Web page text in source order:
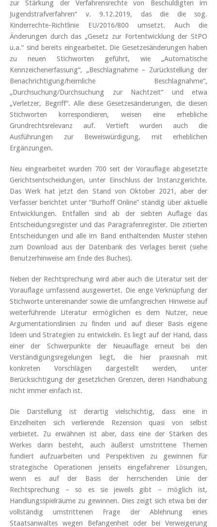
zur Stärkung der Verfahrensrechte von Beschuldigten im
Jugendstrafverfahren“ v. 9.12.2019, das die die sog.
Kinderrechte-Richtlinie EU/2016/800 umsetzt. Auch die
Änderungen durch das „Gesetz zur Fortentwicklung der StPO
u.a.“ sind bereits eingearbeitet. Die Gesetzesänderungen haben
zu neuen Stichworten geführt, wie „Automatische
Kennzeichenerfassung“, „Beschlagnahme – Zurückstellung der
Benachrichtigung/heimliche Beschlagnahme“,
„Durchsuchung/Durchsuchung zur Nachtzeit“ und etwa
„Verletzer, Begriff“. Alle diese Gesetzesänderungen, die diesen
Stichworten korrespondieren, weisen eine erhebliche
Grundrechtsrelevanz auf. Vertieft wurden auch die
Ausführungen zur Beweiswürdigung, mit erheblichen
Ergänzungen.
Neu eingearbeitet wurden 700 seit der Vorauflage abgesetzte
Gerichtsentscheidungen, unter Einschluss der Instanzgerichte.
Das Werk hat jetzt den Stand von Oktober 2021, aber der
Verfasser berichtet unter “Burhoff Online” ständig über aktuelle
Entwicklungen. Entfallen sind ab der siebten Auflage das
Entscheidungsregister und das Paragrafenregister. Die zitierten
Entscheidungen und alle im Band enthaltenden Muster stehen
zum Download aus der Datenbank des Verlages bereit (siehe
Benutzerhinweise am Ende des Buches).
Neben der Rechtsprechung wird aber auch die Literatur seit der
Vorauflage umfassend ausgewertet. Die enge Verknüpfung der
Stichworte untereinander sowie die umfangreichen Hinweise auf
weiterführende Literatur ermöglichen es dem Nutzer, neue
Argumentationslinien zu finden und auf dieser Basis eigene
Ideen und Strategien zu entwickeln. Es liegt auf der Hand, dass
einer der Schwerpunkte der Neuauflage erneut bei den
Verständigungsregelungen liegt, die hier praxisnah mit
konkreten Vorschlägen dargestellt werden, unter
Berücksichtigung der gesetzlichen Grenzen, deren Handhabung
nicht immer einfach ist.
Die Darstellung ist derartig vielschichtig, dass eine in
Einzelheiten sich verlierende Rezension quasi von selbst
verbietet. Zu erwähnen ist aber, dass eine der Stärken des
Werkes darin besteht, auch äußerst umstrittene Themen
fundiert aufzuarbeiten und Perspektiven zu gewinnen für
strategische Operationen jenseits eingefahrener Lösungen,
wenn es auf der Basis der herrschenden Linie der
Rechtsprechung – so es sie jeweils gibt – möglich ist,
Handlungsspielräume zu gewinnen. Dies zeigt sich etwa bei der
vollständig umstrittenen Frage der Ablehnung eines
Staatsanwaltes wegen Befangenheit oder bei Verweigerung